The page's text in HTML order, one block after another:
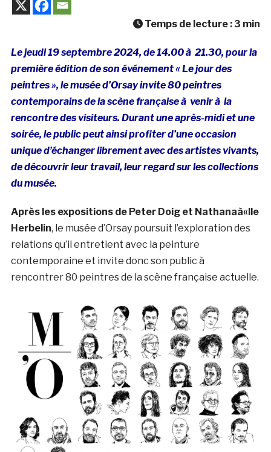
Temps de lecture : 3 min
Le jeudi 19 septembre 2024, de 14.00 à 21.30, pour la
première édition de son événement « Le jour des
peintres », le musée d’Orsay invite 80 peintres
contemporains de la scène française à venir à la
rencontre des visiteurs. Durant une après-midi et une
soirée, le public peut ainsi profiter d’une occasion
unique d’échanger librement avec des artistes vivants,
de découvrir leur travail, leur regard sur les collections
du musée.
Après les expositions de Peter Doig et Nathanaà«lle
Herbelin, le musée d’Orsay poursuit l’exploration des
relations qu’il entretient avec la peinture
contemporaine et invite donc son public à
rencontrer 80 peintres de la scène française actuelle.